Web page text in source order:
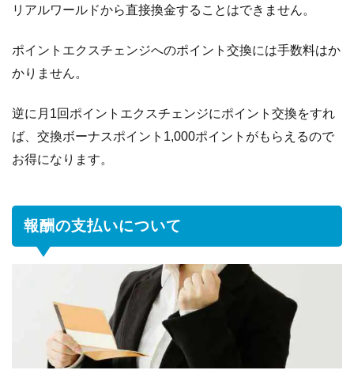
リアルワールドから直接換金することはできません。
ポイントエクスチェンジへのポイント交換には手数料はか
かりません。
逆に月1回ポイントエクスチェンジにポイント交換をすれ
ば、交換ボーナスポイント1,000ポイントがもらえるので
お得になります。
報酬の支払いについて